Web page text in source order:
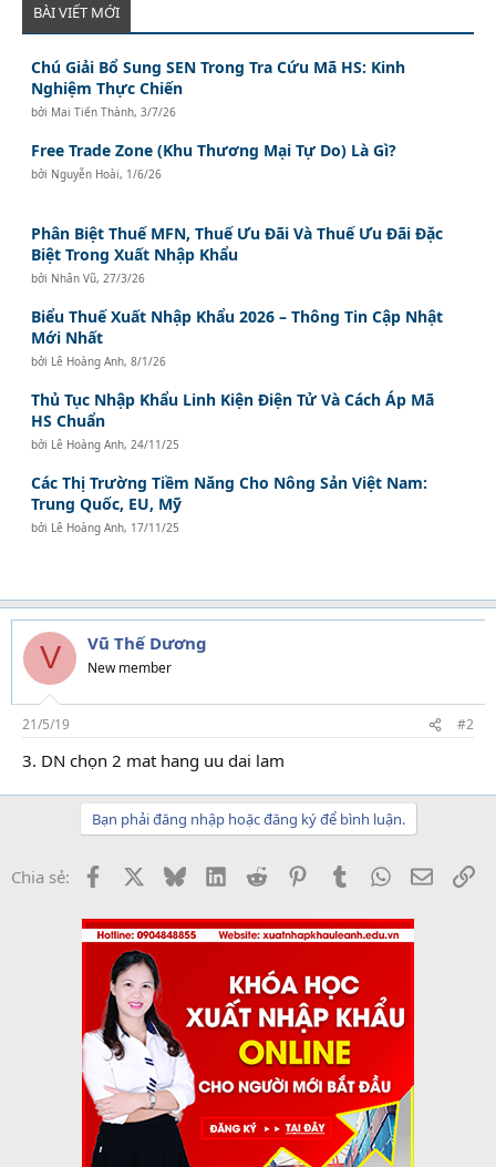
BÀI VIẾT MỚI
Chú Giải Bổ Sung SEN Trong Tra Cứu Mã HS: Kinh
Nghiệm Thực Chiến
bởi Mai Tiến Thành,3/7/26
Free Trade Zone (Khu Thương Mại Tự Do) Là Gì?
bởi Nguyễn Hoài, 1/6/26
Phân Biệt Thuế MFN, Thuế Ưu Đãi Và Thuế Ưu Đãi Đặc
Biệt Trong Xuất Nhập Khẩu
bởi Nhân Vũ, 27/3/26
Biểu Thuế Xuất Nhập Khẩu 2026 – Thông Tin Cập Nhật
Mới Nhất
bởi Lê Hoàng Anh,8/1/26
Thủ Tục Nhập Khẩu Linh Kiện Điện Tử Và Cách Áp Mã
HS Chuẩn
bởi Lê Hoàng Anh, 24/11/25
Các Thị Trường Tiềm Năng Cho Nông Sản Việt Nam:
Trung Quốc, EU, Mỹ
bởi Lê Hoàng Anh, 17/11/25
V Vũ Thế Dương
New member
21/5/19 #2
3. DN chọn 2 mat hang uu dai lam
Bạn phải đăng nhập hoặc đăng ký để bình luận.
Chia sẻ: Facebook BlueskyLinkedInReddit PinterestTumblrWhatsApp
Email